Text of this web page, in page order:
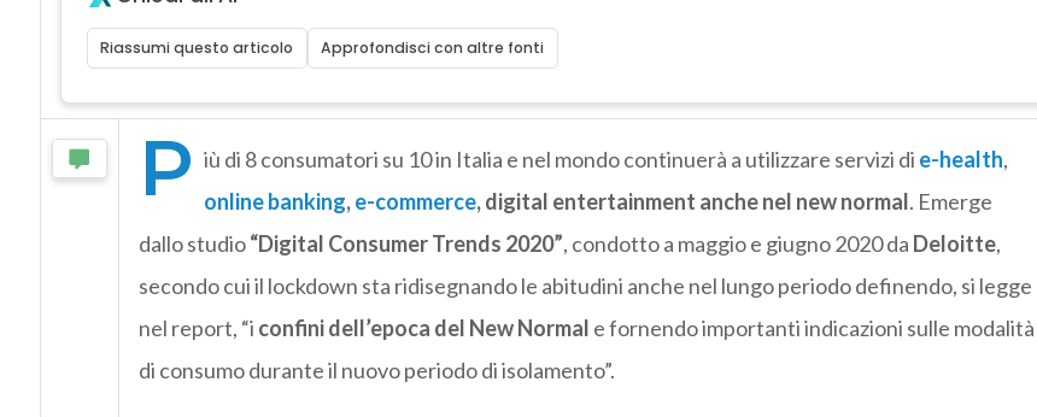
Riassumi questo articolo Approfondisci con altre fonti
P iù di 8 consumatori su 10 in Italia e nel mondo continuerà a utilizzare servizi di e-health,
online banking,e-commerce, digital entertainment anche nel new normal. Emerge
dallo studio“Digital Consumer Trends 2020”, condotto a maggio e giugno 2020 da Deloitte,
secondo cui il lockdown sta ridisegnando le abitudini anche nel lungo periodo definendo, si legge
nel report, “i confini dell’epoca del New Normal e fornendo importanti indicazioni sulle modalità
di consumo durante il nuovo periodo di isolamento”.